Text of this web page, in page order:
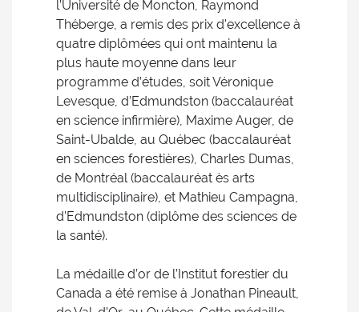
l’Université de Moncton, Raymond
Théberge, a remis des prix d'excellence à
quatre diplômées qui ont maintenu la
plus haute moyenne dans leur
programme d’études, soit Véronique
Levesque, d’Edmundston (baccalauréat
en science infirmière), Maxime Auger, de
Saint-Ubalde, au Québec (baccalauréat
en sciences forestières), Charles Dumas,
de Montréal (baccalauréat ès arts
multidisciplinaire), et Mathieu Campagna,
d’Edmundston (diplôme des sciences de
la santé).
La médaille d’or de l’Institut forestier du
Canada a été remise à Jonathan Pineault,